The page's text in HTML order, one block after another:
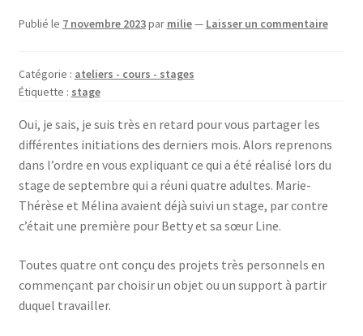
La ménagerie
le
Sur mesure
le
menu
enfant
Boutique
Publié le 7 novembre 2023par milie— Laisser un commentaire
Catégorie : ateliers - cours - stages
Étiquette : stage
Oui, je sais, je suis très en retard pour vous partager les
différentes initiations des derniers mois. Alors reprenons
dans l’ordre en vous expliquant ce qui a été réalisé lors du
stage de septembre qui a réuni quatre adultes. Marie-
Thérèse et Mélina avaient déjà suivi un stage, par contre
c’était une première pour Betty et sa sœur Line.
Toutes quatre ont conçu des projets très personnels en
commençant par choisir un objet ou un support à partir
duquel travailler.